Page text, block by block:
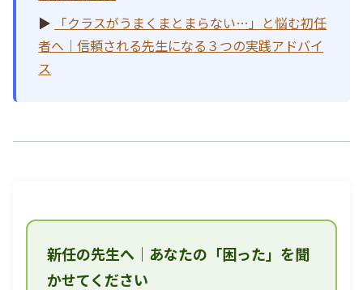
▶
「クラスがうまくまとまらない…」と悩む初任
者へ｜信頼される先生になる３つの実践アドバイ
ス
新任の先生へ｜あなたの「困った」を聞
かせてください